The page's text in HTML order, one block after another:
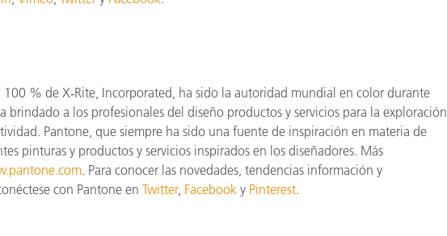
100 % de X‑Rite, Incorporated, ha sido la autoridad mundial en color durante
brindado a los profesionales del diseño productos y servicios para la exploración
Pantone, que siempre ha sido una fuente de inspiración en materia de
pinturas y productos y servicios inspirados en los diseñadores. Más
. Para conocer las novedades, tendencias información y
con Pantone en Twitter, Facebook y Pinterest.